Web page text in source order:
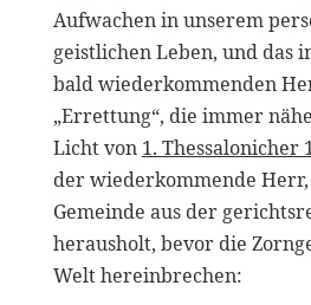
Aufwachen in unserem
geistlichen Leben, und das
bald wiederkommenden
„Errettung“, die immer
Licht von 1. Thessalonicher
der wiederkommende Herr,
Gemeinde aus der
herausholt, bevor die
Welt hereinbrechen: